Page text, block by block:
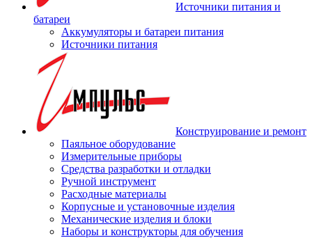
Источники питания и
батареи
Аккумуляторы и батареи питания
Источники питания
Конструирование и ремонт
Паяльное оборудование
Измерительные приборы
Средства разработки и отладки
Ручной инструмент
Расходные материалы
Корпусные и установочные изделия
Механические изделия и блоки
Наборы и конструкторы для обучения